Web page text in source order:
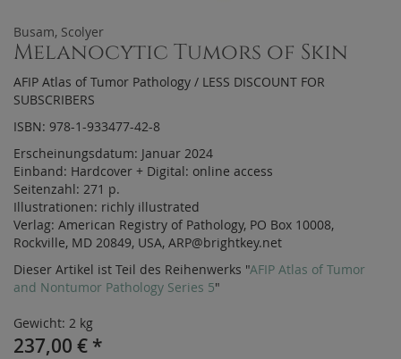
Busam, Scolyer
Melanocytic Tumors of Skin
AFIP Atlas of Tumor Pathology / LESS DISCOUNT FOR
SUBSCRIBERS
ISBN: 978-1-933477-42-8
Erscheinungsdatum: Januar 2024
Einband: Hardcover + Digital: online access
Seitenzahl: 271 p.
Illustrationen: richly illustrated
Verlag: American Registry of Pathology, PO Box 10008,
Rockville, MD 20849, USA, ARP@brightkey.net
Dieser Artikel ist Teil des Reihenwerks "AFIP Atlas of Tumor
and Nontumor Pathology Series 5"
Gewicht: 2 kg
237,00 € *